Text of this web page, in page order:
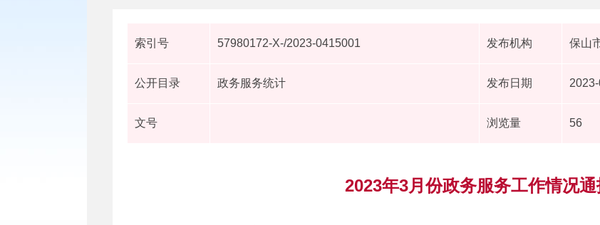
索引号 57980172-X-/2023-0415001 发布机构 保山
公开目录 政务服务统计 发布日期
文号 浏览量 56
2023年3月份政务服务工作情况通